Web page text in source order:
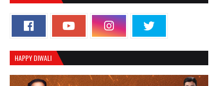
HAPPY DIWALI